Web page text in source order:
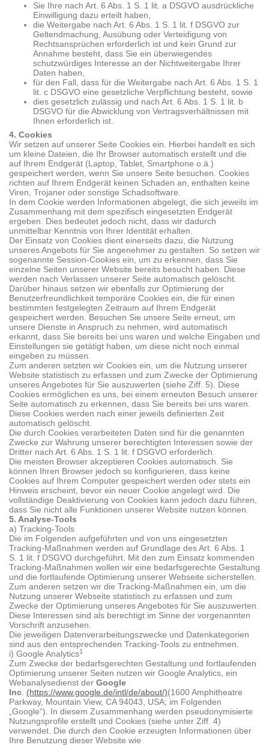
Sie Ihre nach Art. 6 Abs. 1 S. 1 lit. a DSGVO ausdrückliche
Einwilligung dazu erteilt haben,
die Weitergabe nach Art. 6 Abs. 1 S. 1 lit. f DSGVO zur
Geltendmachung, Ausübung oder Verteidigung von
Rechtsansprüchen erforderlich ist und kein Grund zur
Annahme besteht, dass Sie ein überwiegendes
schutzwürdiges Interesse an der Nichtweitergabe Ihrer
Daten haben,
für den Fall, dass für die Weitergabe nach Art. 6 Abs. 1 S. 1
lit. c DSGVO eine gesetzliche Verpflichtung besteht, sowie
dies gesetzlich zulässig und nach Art. 6 Abs. 1 S. 1 lit. b
DSGVO für die Abwicklung von Vertragsverhältnissen mit
Ihnen erforderlich ist.
4. Cookies
Wir setzen auf unserer Seite Cookies ein. Hierbei handelt es sich
um kleine Dateien, die Ihr Browser automatisch erstellt und die
auf Ihrem Endgerät (Laptop, Tablet, Smartphone o.ä.)
gespeichert werden, wenn Sie unsere Seite besuchen. Cookies
richten auf Ihrem Endgerät keinen Schaden an, enthalten keine
Viren, Trojaner oder sonstige Schadsoftware.
In dem Cookie werden Informationen abgelegt, die sich jeweils im
Zusammenhang mit dem spezifisch eingesetzten Endgerät
ergeben. Dies bedeutet jedoch nicht, dass wir dadurch
unmittelbar Kenntnis von Ihrer Identität erhalten.
Der Einsatz von Cookies dient einerseits dazu, die Nutzung
unseres Angebots für Sie angenehmer zu gestalten. So setzen wir
sogenannte Session-Cookies ein, um zu erkennen, dass Sie
einzelne Seiten unserer Website bereits besucht haben. Diese
werden nach Verlassen unserer Seite automatisch gelöscht.
Darüber hinaus setzen wir ebenfalls zur Optimierung der
Benutzerfreundlichkeit temporäre Cookies ein, die für einen
bestimmten festgelegten Zeitraum auf Ihrem Endgerät
gespeichert werden. Besuchen Sie unsere Seite erneut, um
unsere Dienste in Anspruch zu nehmen, wird automatisch
erkannt, dass Sie bereits bei uns waren und welche Eingaben und
Einstellungen sie getätigt haben, um diese nicht noch einmal
eingeben zu müssen.
Zum anderen setzten wir Cookies ein, um die Nutzung unserer
Website statistisch zu erfassen und zum Zwecke der Optimierung
unseres Angebotes für Sie auszuwerten (siehe Ziff. 5). Diese
Cookies ermöglichen es uns, bei einem erneuten Besuch unserer
Seite automatisch zu erkennen, dass Sie bereits bei uns waren.
Diese Cookies werden nach einer jeweils definierten Zeit
automatisch gelöscht.
Die durch Cookies verarbeiteten Daten sind für die genannten
Zwecke zur Wahrung unserer berechtigten Interessen sowie der
Dritter nach Art. 6 Abs. 1 S. 1 lit. f DSGVO erforderlich.
Die meisten Browser akzeptieren Cookies automatisch. Sie
können Ihren Browser jedoch so konfigurieren, dass keine
Cookies auf Ihrem Computer gespeichert werden oder stets ein
Hinweis erscheint, bevor ein neuer Cookie angelegt wird. Die
vollständige Deaktivierung von Cookies kann jedoch dazu führen,
dass Sie nicht alle Funktionen unserer Website nutzen können.
5. Analyse-Tools
a) Tracking-Tools
Die im Folgenden aufgeführten und von uns eingesetzten
Tracking-Maßnahmen werden auf Grundlage des Art. 6 Abs. 1
S. 1 lit. f DSGVO durchgeführt. Mit den zum Einsatz kommenden
Tracking-Maßnahmen wollen wir eine bedarfsgerechte Gestaltung
und die fortlaufende Optimierung unserer Webseite sicherstellen.
Zum anderen setzen wir die Tracking-Maßnahmen ein, um die
Nutzung unserer Webseite statistisch zu erfassen und zum
Zwecke der Optimierung unseres Angebotes für Sie auszuwerten.
Diese Interessen sind als berechtigt im Sinne der vorgenannten
Vorschrift anzusehen.
Die jeweiligen Datenverarbeitungszwecke und Datenkategorien
sind aus den entsprechenden Tracking-Tools zu entnehmen.
i) Google Analytics1
Zum Zwecke der bedarfsgerechten Gestaltung und fortlaufenden
Optimierung unserer Seiten nutzen wir Google Analytics, ein
Webanalysedienst der Google
Inc. (https://www.google.de/intl/de/about/)(1600 Amphitheatre
Parkway, Mountain View, CA 94043, USA; im Folgenden
„Google“). In diesem Zusammenhang werden pseudonymisierte
Nutzungsprofile erstellt und Cookies (siehe unter Ziff. 4)
verwendet. Die durch den Cookie erzeugten Informationen über
Ihre Benutzung dieser Website wie